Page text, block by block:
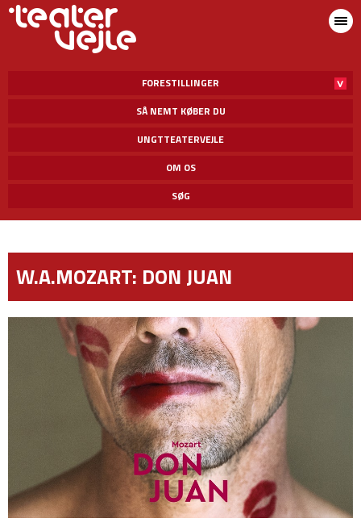
FORESTILLINGER
SÅ NEMT KØBER DU
UNGTTEATERVEJLE
OM OS
SØG
W.A.MOZART: DON JUAN